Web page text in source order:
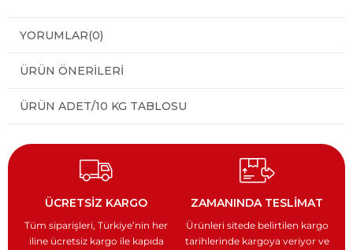
YORUMLAR(0)
ÜRÜN ÖNERILERI
ÜRÜN ADET/10 KG TABLOSU
ÜCRETSİZ KARGO
Tüm siparişleri, Türkiye’nin her
iline ücretsiz kargo ilekapıda
ZAMANINDA TESLİMAT
Ürünleri sitede belirtilen kargo
tarihlerinde kargoya veriyorve